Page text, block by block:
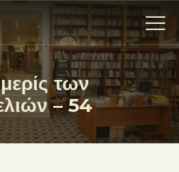
των
– 54